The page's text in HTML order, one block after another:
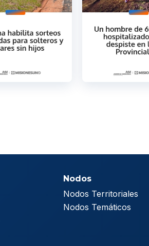
Nodos
Nodos Territoriales
Nodos Temáticos